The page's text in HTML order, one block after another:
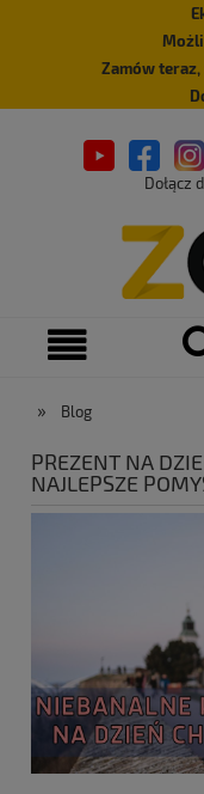
Zamów teraz,
Dołącz
» Blog
PREZENT NA
NAJLEPSZE